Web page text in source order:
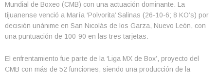
Mundial de Boxeo (CMB) con una actuación dominante. La
tijuanense venció a María ‘Polvorita’ Salinas (26-10-6; 8 KO’s) por
decisión unánime en San Nicolás de los Garza, Nuevo León, con
una puntuación de 100-90 en las tres tarjetas.
El enfrentamiento fue parte de la ‘Liga MX de Box’, proyecto del
CMB con más de 52 funciones, siendo una producción de la